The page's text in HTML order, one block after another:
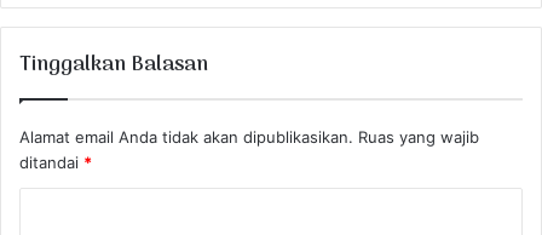
Tinggalkan Balasan
Alamat email Anda tidak akan dipublikasikan. Ruas yang wajib
ditandai *